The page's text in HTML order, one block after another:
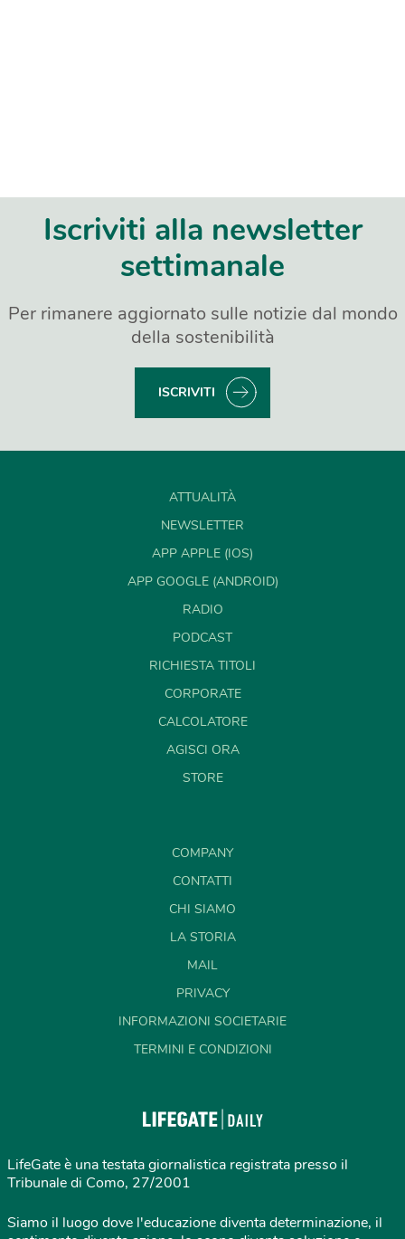
Iscriviti alla newsletter
settimanale
Per rimanere aggiornato sulle notizie dal mondo
della sostenibilità
ISCRIVITI
ATTUALITÀ
NEWSLETTER
APP APPLE (IOS)
APP GOOGLE (ANDROID)
RADIO
PODCAST
RICHIESTA TITOLI
CORPORATE
CALCOLATORE
AGISCI ORA
STORE
COMPANY
CONTATTI
CHI SIAMO
LA STORIA
MAIL
PRIVACY
INFORMAZIONI SOCIETARIE
TERMINI E CONDIZIONI
LifeGate è una testata giornalistica registrata presso il
Tribunale di Como, 27/2001
Siamo il luogo dove l'educazione diventa determinazione, il